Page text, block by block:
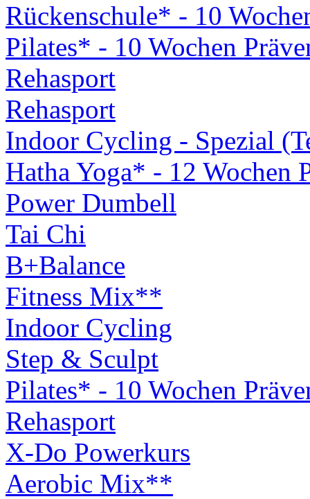
Rückenschule* - 10
Pilates* - 10 Wochen
Rehasport
Rehasport
Indoor Cycling - Spezial
Hatha Yoga* - 12 Wochen
Power Dumbell
Tai Chi
B+Balance
Fitness Mix**
Indoor Cycling
Step & Sculpt
Pilates* - 10 Wochen
Rehasport
X-Do Powerkurs
Aerobic Mix**